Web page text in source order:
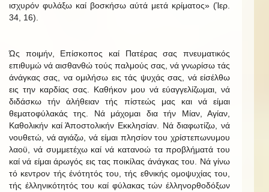
ισχυρόν φυλάξω καί βοσκήσω αύτά μετά κρίματος» (Ίερ.
34, 16).
Ώς ποιμήν, Επίσκοπος καί Πατέρας σας πνευματικός
επιθυμώ νά αισθανθώ τούς παλμούς σας, νά γνωρίσω τάς
άνάγκας σας, να ομιλήσω εις τάς ψυχάς σας, νά είσέλθω
εις την καρδίας σας. Καθήκον μου νά εύαγγελίζωμαι, νά
διδάσκω τήν άλήθειαν τής πίστεώς μας και νά είμαι
θεματοφύλακάς της. Νά μάχομαι δια τήν Μίαν, Αγίαν,
Καθολικήν καί Άποστολικήν Εκκλησίαν. Νά διαφωτίζω, νά
νουθετώ, νά αγιάζω, νά είμαι πλησίον του χρίστεπωνυμου
λαοϋ, νά συμμετέχω καί νά κατανοώ τα προβλήματά του
καί νά είμαι άρωγός εις τας ποικίλας άνάγκας του. Νά γίνω
τό κεντρον τής ένότητός του, τής εθνικής ομοψυχίας του,
τής έλληνικότητός του καί φύλακας τών έλληνορθοδόξων